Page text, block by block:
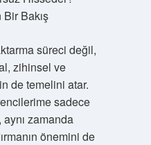
Bakış
süreci değil,
zihinsel ve
de temelini atar.
sadece
zamanda
önemini de